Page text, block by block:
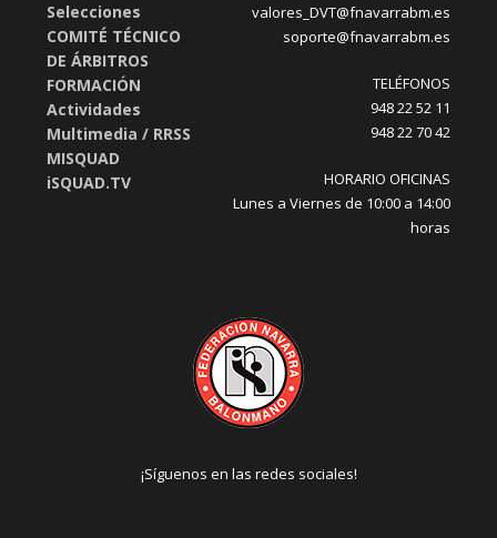
Selecciones
COMITÉ TÉCNICO
DE ÁRBITROS
FORMACIÓN
Actividades
Multimedia / RRSS
MISQUAD
iSQUAD.TV
valores_DVT@fnavarrabm.es
soporte@fnavarrabm.es
TELÉFONOS
948 22 52 11
948 22 70 42
HORARIO OFICINAS
Lunes a Viernes de 10:00 a 14:00
horas
¡Síguenos en las redes sociales!